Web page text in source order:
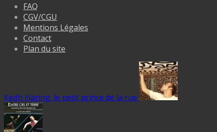
FAQ
CGV/CGU
Mentions Légales
Contact
Plan du site
Keith Haring, le petit prince de la rue